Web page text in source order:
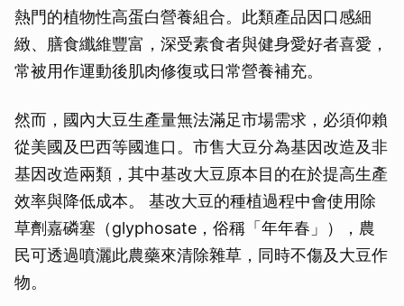
熱門的植物性高蛋白營養組合。此類產品因口感細
緻、膳食纖維豐富，深受素食者與健身愛好者喜愛，
常被用作運動後肌肉修復或日常營養補充。
然而，國內大豆生產量無法滿足市場需求，必須仰賴
從美國及巴西等國進口。市售大豆分為基因改造及非
基因改造兩類，其中基改大豆原本目的在於提高生產
效率與降低成本。 基改大豆的種植過程中會使用除
草劑嘉磷塞（glyphosate，俗稱「年年春」），農
民可透過噴灑此農藥來清除雜草，同時不傷及大豆作
物。